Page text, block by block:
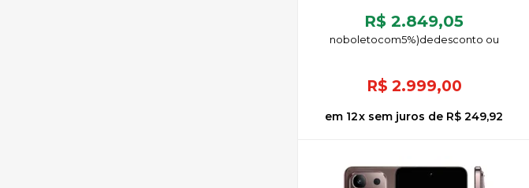
R$ 2.849,05
de
5%)
noboleto
R$ 2.999,00
12x de R$ 249,92
sem juros